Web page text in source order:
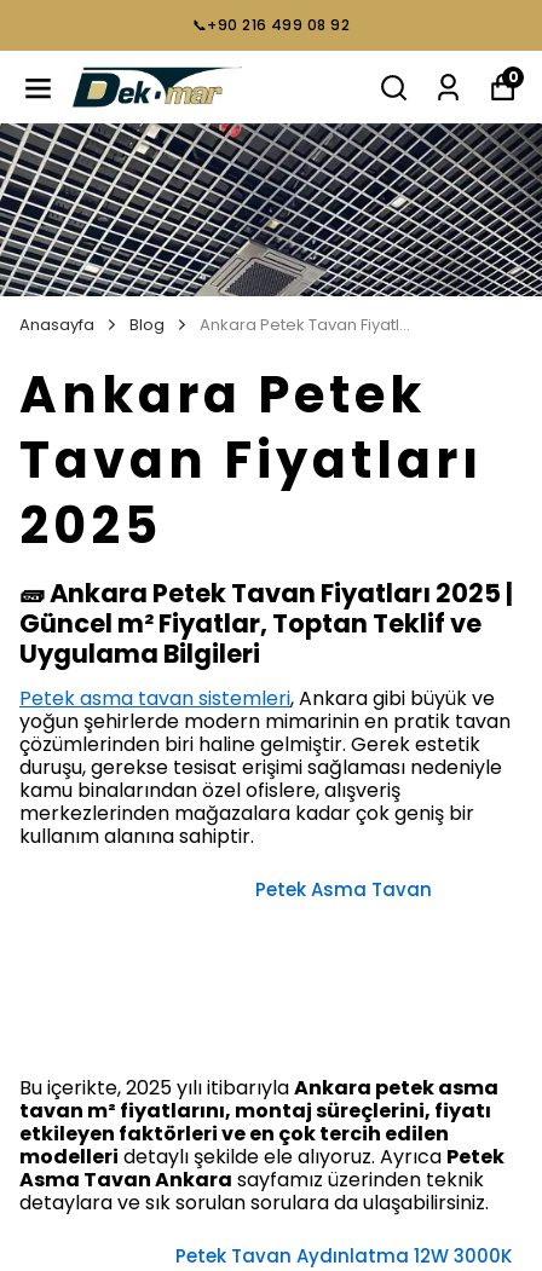
📞+90 216 499 08 92
0
Anasayfa Blog Ankara Petek Tavan Fiyatları 2025
Ankara Petek
Tavan Fiyatları
2025
🧱 Ankara Petek Tavan Fiyatları 2025 |
Güncel m² Fiyatlar, Toptan Teklif ve
Uygulama Bilgileri
Petek asma tavan sistemleri, Ankara gibi büyük ve
yoğun şehirlerde modern mimarinin en pratik tavan
çözümlerinden biri haline gelmiştir. Gerek estetik
duruşu, gerekse tesisat erişimi sağlaması nedeniyle
kamu binalarından özel ofislere, alışveriş
merkezlerinden mağazalara kadar çok geniş bir
kullanım alanına sahiptir.
Petek Asma Tavan
Bu içerikte, 2025 yılı itibarıylaAnkara petek asma
tavan m² fiyatlarını, montaj süreçlerini, fiyatı
etkileyen faktörleri ve en çok tercih edilen
modelleri detaylı şekilde ele alıyoruz. Ayrıca Petek
Asma Tavan Ankara sayfamız üzerinden teknik
detaylara ve sık sorulan sorulara da ulaşabilirsiniz.
Petek Tavan Aydınlatma 12W 3000K